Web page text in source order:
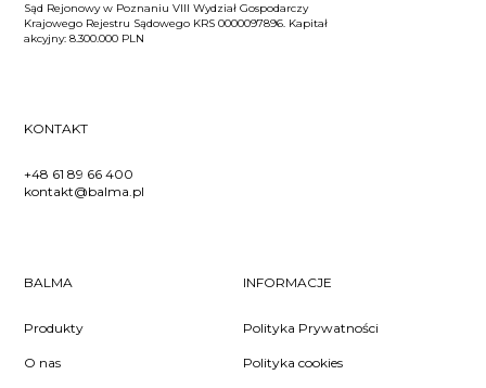
Sąd Rejonowy w Poznaniu VIII Wydział Gospodarczy
Krajowego Rejestru Sądowego KRS 0000097896. Kapitał
akcyjny: 8.300.000 PLN
KONTAKT
+48 61 89 66 400
kontakt@balma.pl
BALMA
Produkty
O nas
INFORMACJE
Polityka Prywatności
Polityka cookies